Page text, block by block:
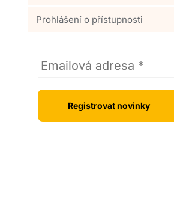
Prohlášení o přístupnosti